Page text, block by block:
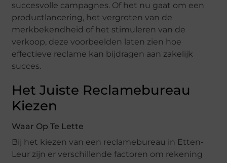
succesvolle campagnes. Of het nu gaat om een
productlancering, het vergroten van de
merkbekendheid of het stimuleren van de
verkoop, deze voorbeelden laten zien hoe
effectieve reclame kan bijdragen aan zakelijk
succes.
Het Juiste Reclamebureau
Kiezen
Waar Op Te Lette
Bij het kiezen van een reclamebureau in Etten-
Leur zijn er verschillende factoren om rekening